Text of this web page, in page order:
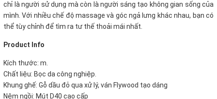
chỉ là người sử dụng mà còn là người sáng tạo không gian sống của
mình. Với nhiều chế độ massage và góc ngả lưng khác nhau, bạn có
thể tùy chỉnh để tìm ra tư thế thoải mái nhất.
Product Info
Kích thước: m.
Chất liệu: Bọc da công nghiệp.
Khung ghế: Gỗ dầu đỏ qua xử lý, ván Flywood tạo dáng
Nệm ngồi: Mút D40 cao cấp